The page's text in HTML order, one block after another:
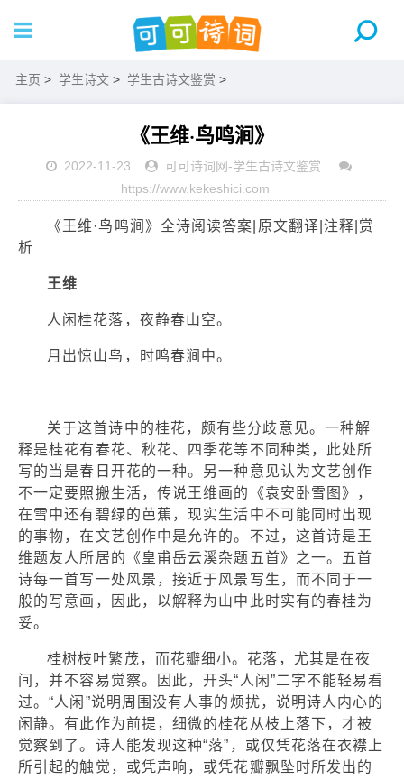
主页 > 学生诗文 > 学生古诗文鉴赏 >
《王维·鸟鸣涧》
2022-11-23 可可诗词网-学生古诗文鉴赏
https://www.kekeshici.com
《王维·鸟鸣涧》全诗阅读答案|原文翻译|注释|赏
析
王维
人闲桂花落，夜静春山空。
月出惊山鸟，时鸣春涧中。
关于这首诗中的桂花，颇有些分歧意见。一种解
释是桂花有春花、秋花、四季花等不同种类，此处所
写的当是春日开花的一种。另一种意见认为文艺创作
不一定要照搬生活，传说王维画的《袁安卧雪图》，
在雪中还有碧绿的芭蕉，现实生活中不可能同时出现
的事物，在文艺创作中是允许的。不过，这首诗是王
维题友人所居的《皇甫岳云溪杂题五首》之一。五首
诗每一首写一处风景，接近于风景写生，而不同于一
般的写意画，因此，以解释为山中此时实有的春桂为
妥。
桂树枝叶繁茂，而花瓣细小。花落，尤其是在夜
间，并不容易觉察。因此，开头“人闲”二字不能轻易看
过。“人闲”说明周围没有人事的烦扰，说明诗人内心的
闲静。有此作为前提，细微的桂花从枝上落下，才被
觉察到了。诗人能发现这种“落”，或仅凭花落在衣襟上
所引起的触觉，或凭声响，或凭花瓣飘坠时所发出的